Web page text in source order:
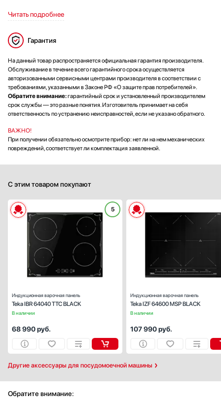
Читать подробнее
Гарантия
На данный товар распространяется официальная гарантия производителя.
Обслуживание в течение всего гарантийного срока осуществляется
авторизованными сервисными центрами производителя в соответствии с
требованиями, указанными в Законе РФ «О защите прав потребителей».
Обратите внимание:гарантийный срок и установленный производителем
срок службы — это разные понятия. Изготовитель принимает на себя
ответственность по устранению неисправностей, если не указано обратного.
ВАЖНО!
При получении обязательно осмотрите прибор: нет ли на нем механических
повреждений, соответствует ли комплектация заявленной.
С этим товаром покупают
Другие аксессуары для посудомоечной машины
5
В наличии
Индукционная варочная панель
Teka IBR 64040 TTC BLACK
Габариты (ВхШхГ), см:
Панель конфорок:
68 990руб.
В наличии
Индукционная варочная панель
Teka IZF 64600 MSP BLACK
107 990руб.
Обратите внимание: